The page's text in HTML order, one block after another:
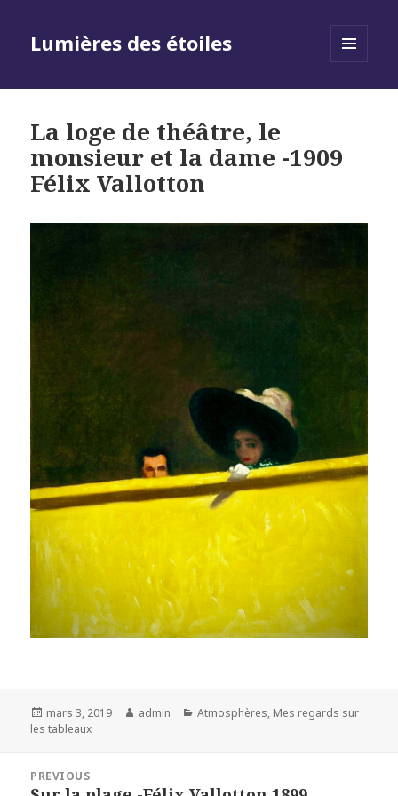
Lumières des étoiles
La loge de théâtre, le
monsieur et la dame -1909
Félix Vallotton
Posted
on
mars 3, 2019 Author
admin Categories
Atmosphères, Mes regards sur
les tableaux
PREVIOUS